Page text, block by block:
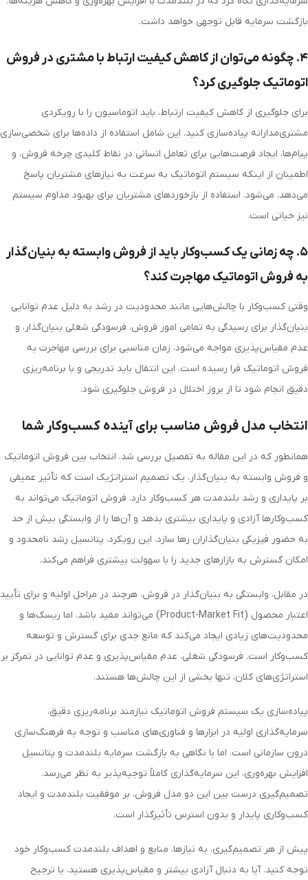
بازگشت سرمایه قابل توجهی خواهد داشت.
۴. چگونه می‌توان از کاهش کیفیت ارتباط با مشتری در فروش
اتوماتیک جلوگیری کرد؟
برای جلوگیری از کاهش کیفیت ارتباط، باید اتوماسیون را با رویکردی
مشتری‌مدارانه پیاده‌سازی کنید. این شامل استفاده از داده‌ها برای شخصی‌سازی
پیام‌ها، ایجاد فرصت‌هایی برای تعامل انسانی در نقاط کلیدی چرخه فروش، و
اطمینان از اینکه سیستم اتوماتیک به سرعت به نیازهای مشتریان پاسخ
می‌دهد، می‌شود. استفاده از بازخوردهای مشتریان برای بهبود مداوم سیستم
نیز حیاتی است.
۵. چه زمانی یک کسب‌وکار باید از فروش وابسته به بنیان‌گذار
به فروش اتوماتیک مهاجرت کند؟
وقتی کسب‌وکار با چالش‌هایی مانند محدودیت در رشد به دلیل عدم توانایی
بنیان‌گذار برای رسیدگی به تمامی امور فروش، فرسودگی شغلی بنیان‌گذار، و
عدم مقیاس‌پذیری مواجه می‌شود، زمان مناسبی برای بررسی مهاجرت به
فروش اتوماتیک فرا رسیده است. این انتقال باید تدریجی و با برنامه‌ریزی
دقیق انجام شود تا از بروز اختلال در فروش جلوگیری شود.
انتخاب مدل فروش مناسب برای آینده کسب‌وکار شما
همانطور که در این مقاله به تفصیل بررسی شد، انتخاب بین فروش اتوماتیک
و فروش وابسته به بنیان‌گذار، یک تصمیم استراتژیک است که تأثیر عمیقی
بر پایداری و رشد بلندمدت هر کسب‌وکار دارد. فروش اتوماتیک می‌تواند به
کسب‌وکارها آزادی و پایداری بیشتری بدهد و آن‌ها را از وابستگی بیش از حد
به حضور فیزیکی بنیان‌گذاران رها سازد. این رویکرد، پتانسیل رشد نامحدود و
امکان گسترش به بازارهای جدید را با سهولت بیشتری فراهم می‌کند.
در مقابل، وابستگی به بنیان‌گذار در فروش، هرچند در مراحل اولیه و برای تأیید
اعتبار محصول (Product-Market Fit) می‌تواند مفید باشد، اما ریسک‌ها و
محدودیت‌های زیادی ایجاد می‌کند که مانع جدی برای گسترش و توسعه
کسب‌وکار است. فرسودگی شغلی، عدم مقیاس‌پذیری و عدم توانایی در تمرکز بر
استراتژی‌های کلان، تنها بخشی از این چالش‌ها هستند.
پیاده‌سازی یک سیستم فروش اتوماتیک نیازمند برنامه‌ریزی دقیق،
سرمایه‌گذاری اولیه در ابزارها و فناوری‌های مناسب و توجه به فرهنگ‌سازی
درون سازمانی است. اما با نگاهی به بازگشت سرمایه بلندمدت و پتانسیل
افزایش بهره‌وری، این سرمایه‌گذاری کاملاً توجیه‌پذیر به نظر می‌رسد.
تصمیم‌گیری درست بین این دو مدل فروش، بر موفقیت بلندمدت و ایجاد
کسب‌وکاری پایدار و بدون استرس تأثیرگذار است.
پیش از هر تصمیم‌گیری، به نیازها، منابع و اهداف بلندمدت کسب‌وکار خود
توجه کنید. آیا به دنبال آزادی بیشتر و مقیاس‌پذیری هستید، یا ترجیح